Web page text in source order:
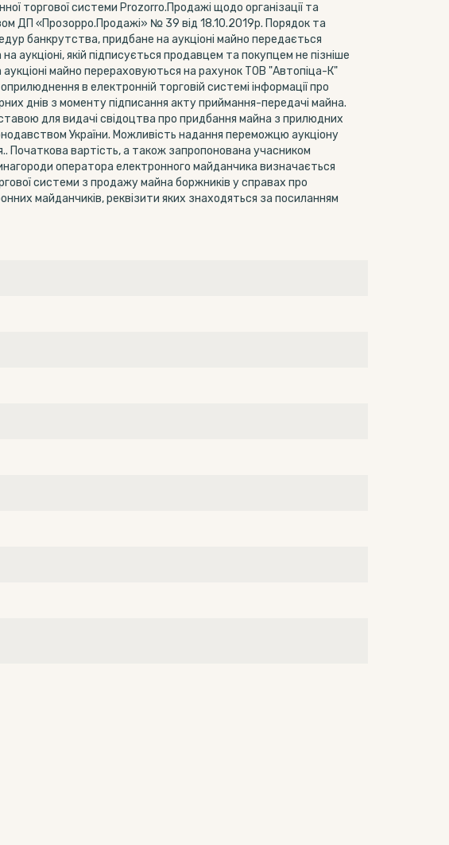
торгової системи Prozorro.Продажі щодо організації та
ДП «Прозорро.Продажі» № 39 від 18.10.2019р. Порядок та
банкрутства, придбане на аукціоні майно передається
аукціоні, якій підписується продавцем та покупцем не пізніше
майно перераховуються на рахунок ТОВ "Автопіца-К"
в електронній торговій системі інформації про
днів з моменту підписання акту приймання-передачі майна.
для видачі свідоцтва про придбання майна з прилюдних
України. Можливість надання переможцю аукціону
Початкова вартість, а також запропонована учасником
оператора електронного майданчика визначається
системи з продажу майна боржників у справах про
майданчиків, реквізити яких знаходяться за посиланням